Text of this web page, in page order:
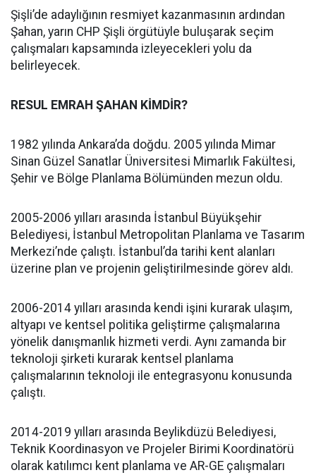
Şişli’de adaylığının resmiyet kazanmasının ardından
Şahan, yarın CHP Şişli örgütüyle buluşarak seçim
çalışmaları kapsamında izleyecekleri yolu da
belirleyecek.
RESUL EMRAH ŞAHAN KİMDİR?
1982 yılında Ankara’da doğdu. 2005 yılında Mimar
Sinan Güzel Sanatlar Üniversitesi Mimarlık Fakültesi,
Şehir ve Bölge Planlama Bölümünden mezun oldu.
2005-2006 yılları arasında İstanbul Büyükşehir
Belediyesi, İstanbul Metropolitan Planlama ve Tasarım
Merkezi’nde çalıştı. İstanbul’da tarihi kent alanları
üzerine plan ve projenin geliştirilmesinde görev aldı.
2006-2014 yılları arasında kendi işini kurarak ulaşım,
altyapı ve kentsel politika geliştirme çalışmalarına
yönelik danışmanlık hizmeti verdi. Aynı zamanda bir
teknoloji şirketi kurarak kentsel planlama
çalışmalarının teknoloji ile entegrasyonu konusunda
çalıştı.
2014-2019 yılları arasında Beylikdüzü Belediyesi,
Teknik Koordinasyon ve Projeler Birimi Koordinatörü
olarak katılımcı kent planlama ve AR-GE çalışmaları